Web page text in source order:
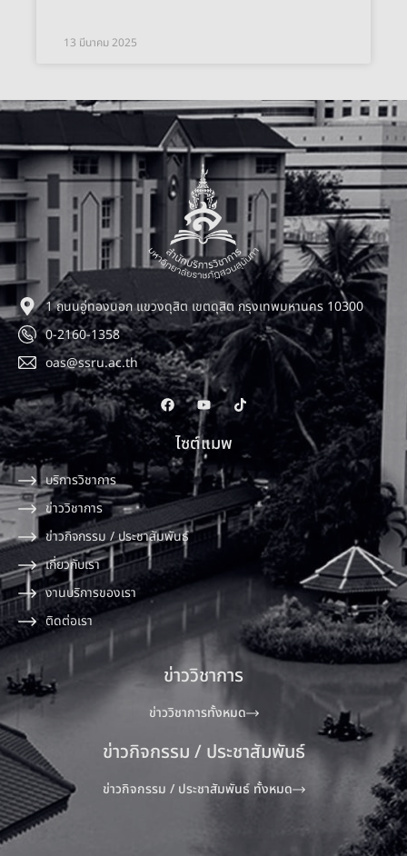
13 มีนาคม 2025
1 ถนนอู่ทองนอก แขวงดุสิต เขตดุสิต กรุงเทพมหานคร 10300
0-2160-1358
oas@ssru.ac.th
ไซต์แมพ
บริการวิชาการ
ข่าววิชาการ
ข่าวกิจกรรม / ประชาสัมพันธ์
เกี่ยวกับเรา
งานบริการของเรา
ติดต่อเรา
ข่าววิชาการ
ข่าววิชาการทั้งหมด
ข่าวกิจกรรม / ประชาสัมพันธ์
ข่าวกิจกรรม / ประชาสัมพันธ์ ทั้งหมด